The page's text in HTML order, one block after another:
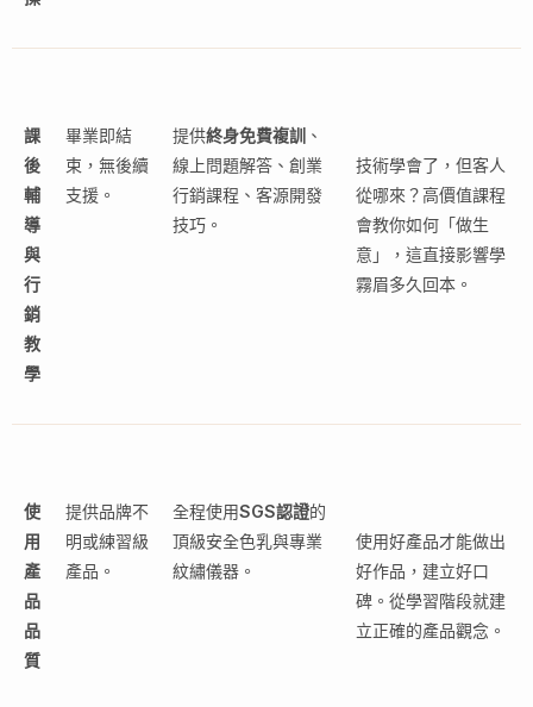
課
後
輔
導
與
行
銷
教
學
畢業即結
束，無後續
支援。
提供終身免費複訓 、
線上問題解答、創業
行銷課程、客源開發
技巧。
技術學會了，但客人
從哪來？高價值課程
會教你如何「做生
意」，這直接影響學
霧眉多久回本。
使
用
產
品
品
質
提供品牌不
明或練習級
產品。
全程使用SGS認證的
頂級安全色乳與專業
紋繡儀器。
使用好產品才能做出
好作品，建立好口
碑。從學習階段就建
立正確的產品觀念。